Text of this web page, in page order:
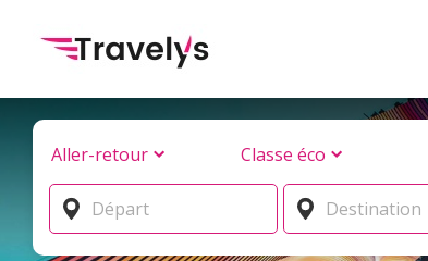
Aller-retour Classe éco